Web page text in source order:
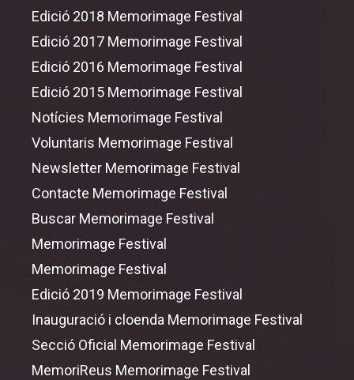
Sala de premsa
Premis i Jurats
Programa 2025
Inauguració i cloenda
Secció oficial
MemoriJove
Sessions especials
MemoriReus
Edició 2018 Memorimage Festival
Edició 2017 Memorimage Festival
Edició 2016 Memorimage Festival
Edició 2015 Memorimage Festival
Notícies Memorimage Festival
Voluntaris Memorimage Festival
Newsletter Memorimage Festival
Contacte Memorimage Festival
Buscar Memorimage Festival
Memorimage Festival
Memorimage Festival
Edició 2019 Memorimage Festival
Inauguració i cloenda Memorimage Festival
Secció Oficial Memorimage Festival
MemoriReus Memorimage Festival